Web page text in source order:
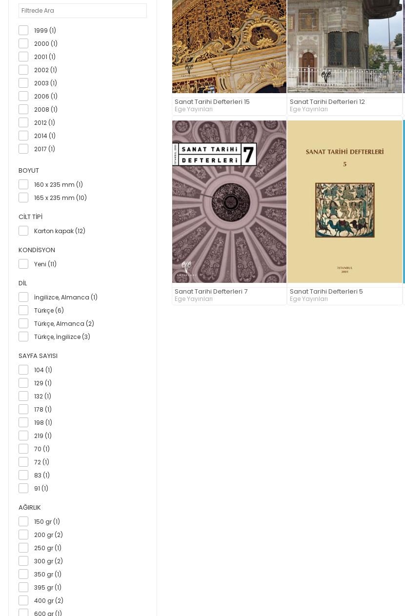
1999 (1)
2000 (1)
2001 (1)
2002 (1)
2003 (1)
2006 (1)
2008 (1)
2012 (1)
2014 (1)
2017 (1)
2024 (1)
BOYUT
160 x 235 mm (1)
165 x 235 mm (10)
CILT TIPI
Karton kapak (12)
KONDISYON
Yeni (11)
DIL
İngilizce, Almanca (1)
Türkçe (6)
Türkçe, Almanca (2)
Türkçe, İngilizce (3)
SAYFA SAYISI
104 (1)
129 (1)
132 (1)
178 (1)
198 (1)
219 (1)
70 (1)
72 (1)
83 (1)
91 (1)
AĞIRLIK
150 gr (1)
200 gr (2)
250 gr (1)
300 gr (2)
350 gr (1)
395 gr (1)
400 gr (2)
600 gr (1)
Sanat Tarihi Defterleri 15
Ege Yayınları
Sanat Tarihi Defterleri 12
Ege Yayınları
Sanat Tarihi Defterleri 7
Ege Yayınları
Sanat Tarihi Defterleri 5
Ege Yayınları